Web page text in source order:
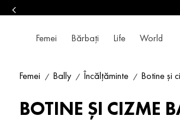
Femei Bărbați Life World
Femei Bally Încălțăminte Botine și
BOTINE ȘI CIZME